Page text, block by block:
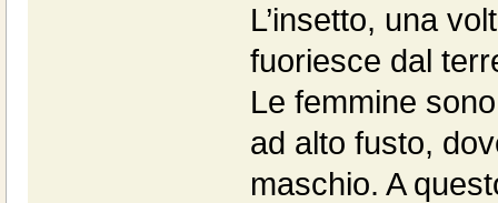
L’insetto, una
fuoriesce dal
Le femmine
ad alto fusto,
maschio. A